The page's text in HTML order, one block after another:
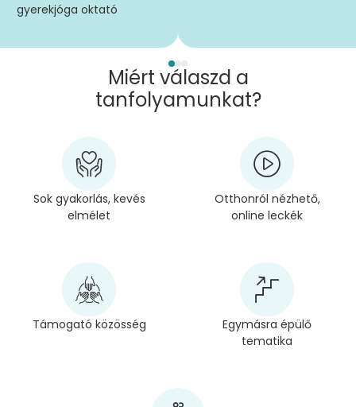
gyerekjóga oktató
Miért válaszd a
tanfolyamunkat?
Sok gyakorlás, kevés
elmélet
Otthonról nézhető,
online leckék
Támogató közösség
Egymásra épülő
tematika